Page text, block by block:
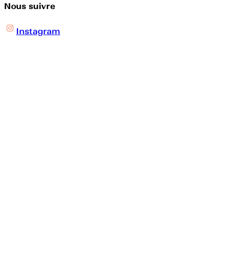
Nous suivre
Instagram